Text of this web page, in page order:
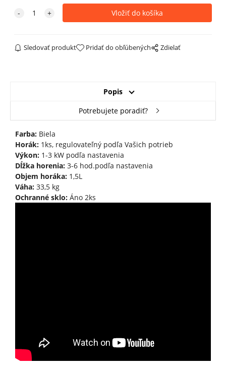
Sledovať produkt Pridať do obľúbených Zdielať
Popis
Potrebujete poradiť?
Farba:Biela
Horák: 1ks, regulovateľný podľa Vašich potrieb
Výkon: 1-3 kW podľa nastavenia
Dĺžka horenia:3-6 hod.podľa nastavenia
Objem horáka:1,5L
Váha:33,5 kg
Ochranné sklo:Áno 2ks